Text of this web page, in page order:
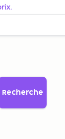
Recherche